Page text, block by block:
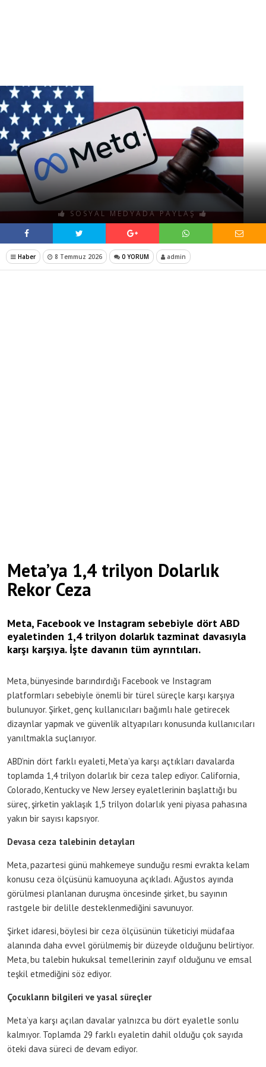
SOSYAL MEDYADA PAYLAŞ
Haber 8 Temmuz 2026 0 YORUM admin
Meta’ya 1,4 trilyon Dolarlık
Rekor Ceza
Meta, Facebook ve Instagram sebebiyle dört ABD
eyaletinden 1,4 trilyon dolarlık tazminat davasıyla
karşı karşıya. İşte davanın tüm ayrıntıları.
Meta, bünyesinde barındırdığı Facebook ve Instagram
platformları sebebiyle önemli bir türel süreçle karşı karşıya
bulunuyor. Şirket, genç kullanıcıları bağımlı hale getirecek
dizaynlar yapmak ve güvenlik altyapıları konusunda kullanıcıları
yanıltmakla suçlanıyor.
ABD’nin dört farklı eyaleti, Meta’ya karşı açtıkları davalarda
toplamda 1,4 trilyon dolarlık bir ceza talep ediyor. California,
Colorado, Kentucky ve New Jersey eyaletlerinin başlattığı bu
süreç, şirketin yaklaşık 1,5 trilyon dolarlık yeni piyasa pahasına
yakın bir sayısı kapsıyor.
Devasa ceza talebinin detayları
Meta, pazartesi günü mahkemeye sunduğu resmi evrakta kelam
konusu ceza ölçüsünü kamuoyuna açıkladı. Ağustos ayında
görülmesi planlanan duruşma öncesinde şirket, bu sayının
rastgele bir delille desteklenmediğini savunuyor.
Şirket idaresi, böylesi bir ceza ölçüsünün tüketiciyi müdafaa
alanında daha evvel görülmemiş bir düzeyde olduğunu belirtiyor.
Meta, bu talebin hukuksal temellerinin zayıf olduğunu ve emsal
teşkil etmediğini söz ediyor.
Çocukların bilgileri ve yasal süreçler
Meta’ya karşı açılan davalar yalnızca bu dört eyaletle sonlu
kalmıyor. Toplamda 29 farklı eyaletin dahil olduğu çok sayıda
öteki dava süreci de devam ediyor.